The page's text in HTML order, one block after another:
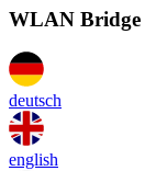
WLAN Bridge
deutsch
english